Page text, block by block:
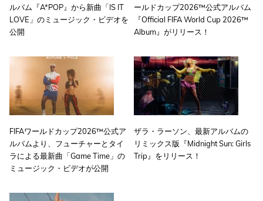
ルバム『A*POP』から新曲「IS IT
LOVE」のミュージック・ビデオを
公開
ールドカップ2026™公式アルバム
『Official FIFA World Cup 2026™
Album』がリリース！
FIFAワールドカップ2026™公式ア
ルバムより、フューチャーとタイ
ラによる最新曲「Game Time」の
ミュージック・ビデオが公開
ザラ・ラーソン、最新アルバムの
リミックス版『Midnight Sun: Girls
Trip』をリリース！